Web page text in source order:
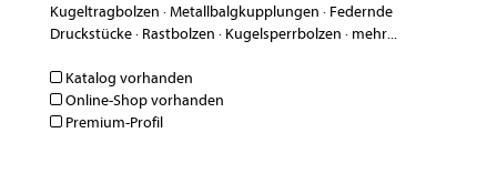
Kugeltragbolzen ·Metallbalgkupplungen · Federnde
Druckstücke· Rastbolzen · Kugelsperrbolzen · mehr...
Katalog vorhanden
Online-Shop vorhanden
Premium-Profil